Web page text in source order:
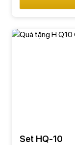
Set HQ-10